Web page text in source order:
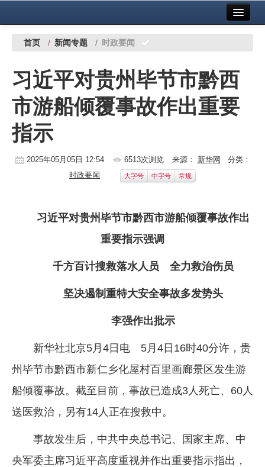
中国有色金属报社主办 广告服务
铜镍铅锌
铝
稀有稀土
有色市场
数字报
首页 / 新闻专题 / 时政要闻
习近平对贵州毕节市黔西
市游船倾覆事故作出重要
指示
2025年05月05日 12:54 6513次浏览 来源： 新华网 分类：
时政要闻
大字号 中字号 常规
习近平对贵州毕节市黔西市游船倾覆事故作出
重要指示强调
千方百计搜救落水人员 全力救治伤员
坚决遏制重特大安全事故多发势头
李强作出批示
新华社北京5月4日电 5月4日16时40分许，贵
州毕节市黔西市新仁乡化屋村百里画廊景区发生游
船倾覆事故。截至目前，事故已造成3人死亡、60人
送医救治，另有14人正在搜救中。
事故发生后，中共中央总书记、国家主席、中
央军委主席习近平高度重视并作出重要指示指出，